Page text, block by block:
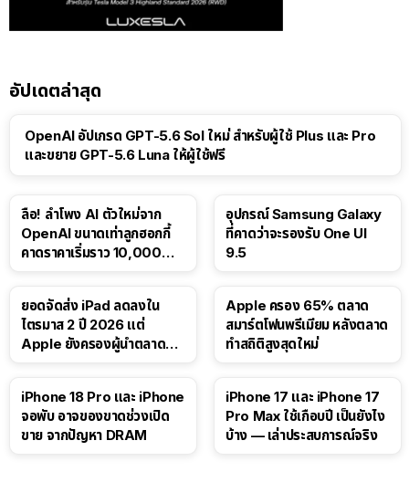
อัปเดตล่าสุด
OpenAI อัปเกรด GPT-5.6 Sol ใหม่ สำหรับผู้ใช้ Plus และ Pro
และขยาย GPT-5.6 Luna ให้ผู้ใช้ฟรี
ลือ! ลำโพง AI ตัวใหม่จาก
OpenAI ขนาดเท่าลูกฮอกกี้
คาดราคาเริ่มราว 10,000
อุปกรณ์ Samsung Galaxy
ที่คาดว่าจะรองรับ One UI
9.5
ยอดจัดส่ง iPad ลดลงใน
ไตรมาส 2 ปี 2026 แต่
Apple ยังครองผู้นำตลาด
Apple ครอง 65% ตลาด
สมาร์ตโฟนพรีเมียม หลังตลาด
ทำสถิติสูงสุดใหม่
iPhone 18 Pro และ iPhone
จอพับ อาจของขาดช่วงเปิด
ขาย จากปัญหา DRAM
41:47
iPhone 17 และ iPhone 17
Pro Max ใช้เกือบปี เป็นยังไง
บ้าง — เล่าประสบการณ์จริง